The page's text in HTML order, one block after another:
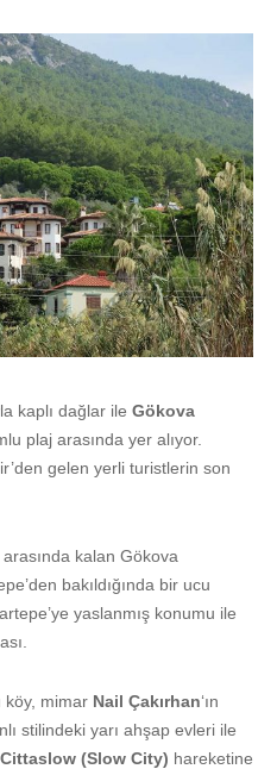
kaplı dağlar ile Gökova
plaj arasında yer alıyor.
gelen yerli turistlerin son
arasında kalan Gökova
bakıldığında bir ucu
yaslanmış konumu ile
köy, mimar Nail Çakırhan‘ın
stilindeki yarı ahşap evleri ile
Cittaslow (Slow City) hareketine